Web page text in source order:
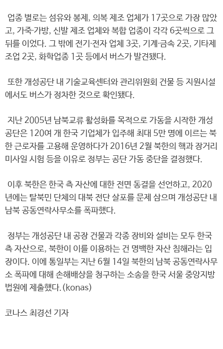
업종 별로는 섬유와 봉제, 의복 제조 업체가 17곳으로 가장 많았
고, 가죽∙가방, 신발 제조 업체와 복합 업종이 각각 6곳씩으로 그
뒤를 이었다. 그 밖에 전기∙전자 업체 3곳, 기계∙금속 2곳, 기타제
조업 2곳, 화학업종 1곳 등에서 버스가 발견됐다.
또한 개성공단 내 기술교육센터와 관리위원회 건물 등 지원시설
에서도 버스가 정차한 것으로 확인됐다.
지난 2005년 남북교류 활성화를 목적으로 가동을 시작한 개성
공단은 120여 개 한국 기업체가 입주해 최대 5만 명에 이르는 북
한 근로자를 고용해 운영하다가 2016년 2월 북한의 핵과 장거리
미사일 시험 등을 이유로 정부는 공단 가동 중단을 결정했다.
이후 북한은 한국 측 자산에 대한 전면 동결을 선언하고, 2020
년에는 탈북민 단체의 대북 전단 살포를 문제 삼으며 개성공단 내
남북 공동연락사무소를 폭파했다.
정부는 개성공단 내 공장 건물과 각종 장비와 설비는 모두 한국
측 자산으로, 북한이 이를 이용하는 건 명백한 자산 침해라는 입
장이다. 이에 통일부는 지난 6월 14일 북한의 남북 공동연락사무
소 폭파에 대해 손해배상을 청구하는 소송을 한국 서울 중앙지방
법원에 제출했다.(konas)
코나스 최경선 기자